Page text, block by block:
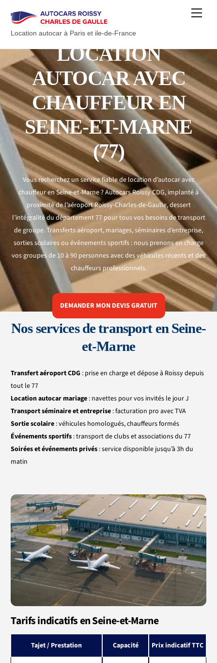
contentLocation autocar à Paris et ile-de-France
LOCATION
AUTOCAR AVEC
CHAUFFEUR EN
SEINE-ET-MARNE
(77)
Vous recherchez un service fiable de location d’autocar avec
chauffeur en Seine-et-Marne ? Autocars Roissy CDG, implanté à
proximité de l’aéroport Roissy-Charles-de-Gaulle, dessert
l’intégralité du département 77 pour tous vos besoins de transport
de groupe. Transferts aéroport, mariages, séminaires d’entreprise,
sorties scolaires ou événements sportifs : nous prenons en charge
vos groupes de 10 à 90 personnes avec des véhicules récents et des
chauffeurs professionnels.
DEMANDER MON DEVIS GRATUIT
Nos services de transport en Seine-
et-Marne
Transfert aéroport CDG : prise en charge et dépose à Roissy depuis
tout le 77
Location autocar mariage : navettes pour vos invités le jour J
Transport séminaire et entreprise : facturation pro avec TVA
Sortie scolaire : véhicules homologués, chauffeurs formés
Événements sportifs : transport de clubs et associations du 77
Soirées et événements privés : service disponible jusqu’à 3h du
matin
Tarifs indicatifs en Seine-et-Marne
Tajet / Prestation Capacité Prix indicatif TTC